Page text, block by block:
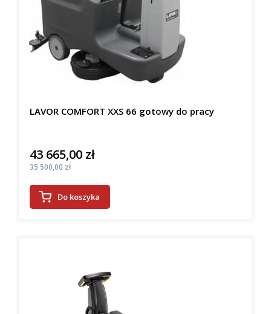
LAVOR COMFORT XXS 66 gotowy do pracy
Cena
43 665,00 zł
Cena
35 500,00 zł
Do koszyka